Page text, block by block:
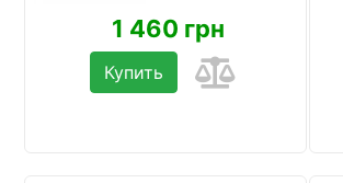
1 460 грн
Купить